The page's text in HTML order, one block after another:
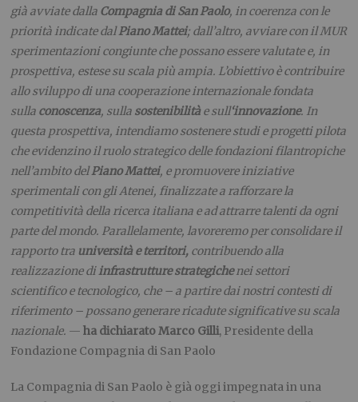
già avviate dalla Compagnia di San Paolo, in coerenza con le
priorità indicate dalPiano Mattei; dall’altro, avviare con il MUR
sperimentazioni congiunte che possano essere valutate e, in
prospettiva, estese su scala più ampia. L’obiettivo è contribuire
allo sviluppo di una cooperazione internazionale fondata
sulla conoscenza, sulla sostenibilità e sull‘innovazione. In
questa prospettiva, intendiamo sostenere studi e progetti pilota
che evidenzino il ruolo strategico delle fondazioni filantropiche
nell’ambito delPiano Mattei, e promuovere iniziative
sperimentali con gli Atenei, finalizzate a rafforzare la
competitività della ricerca italiana e ad attrarre talenti da ogni
parte del mondo. Parallelamente, lavoreremo per consolidare il
rapporto tra università e territori, contribuendo alla
realizzazione diinfrastrutture strategichenei settori
scientifico e tecnologico, che – a partire dai nostri contesti di
riferimento – possano generare ricadute significative su scala
nazionale. —ha dichiarato Marco Gilli, Presidente della
Fondazione Compagnia di San Paolo
La Compagnia di San Paolo è già oggi impegnata in una